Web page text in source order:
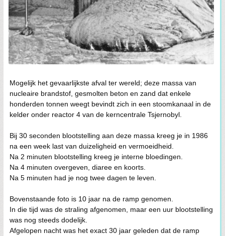
Mogelijk het gevaarlijkste afval ter wereld; deze massa van
nucleaire brandstof, gesmolten beton en zand dat enkele
honderden tonnen weegt bevindt zich in een stoomkanaal in de
kelder onder reactor 4 van de kerncentrale Tsjernobyl.
Bij 30 seconden blootstelling aan deze massa kreeg je in 1986
na een week last van duizeligheid en vermoeidheid.
Na 2 minuten blootstelling kreeg je interne bloedingen.
Na 4 minuten overgeven, diaree en koorts.
Na 5 minuten had je nog twee dagen te leven.
Bovenstaande foto is 10 jaar na de ramp genomen.
In die tijd was de straling afgenomen, maar een uur blootstelling
was nog steeds dodelijk.
Afgelopen nacht was het exact 30 jaar geleden dat de ramp